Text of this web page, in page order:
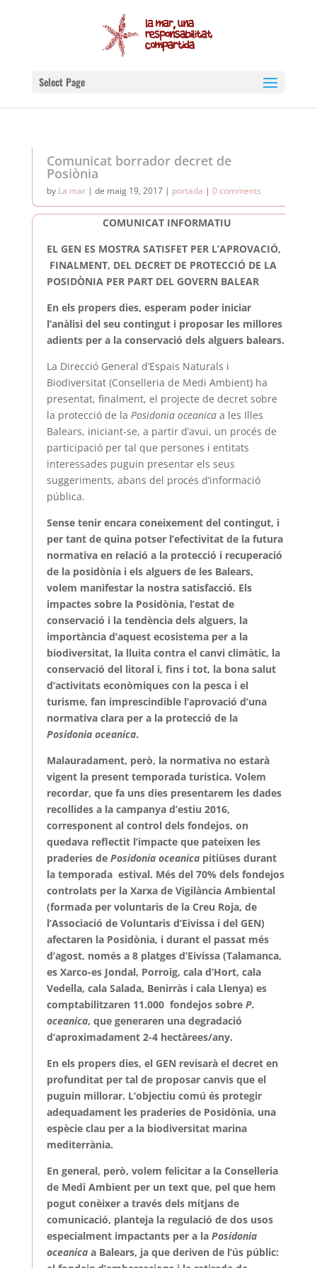
Select Page
Comunicat borrador decret de
Posiònia
by La mar| de maig 19, 2017| portada | 0 comments
COMUNICAT INFORMATIU
EL GEN ES MOSTRA SATISFET PER L’APROVACIÓ,
FINALMENT, DEL DECRET DE PROTECCIÓ DE LA
POSIDÒNIA PER PART DEL GOVERN BALEAR
En els propers dies, esperam poder iniciar
l’anàlisi del seu contingut i proposar les millores
adients per a la conservació dels alguers balears.
La Direcció General d’Espais Naturals i
Biodiversitat (Conselleria de Medi Ambient) ha
presentat, finalment, el projecte de decret sobre
la protecció de la Posidonia oceanicaa les Illes
Balears, iniciant-se, a partir d’avui, un procés de
participació per tal que persones i entitats
interessades puguin presentar els seus
suggeriments, abans del procés d’informació
pública.
Sense tenir encara coneixement del contingut, i
per tant de quina potser l’efectivitat de la futura
normativa en relació a la protecció i recuperació
de la posidònia i els alguers de les Balears,
volem manifestar la nostra satisfacció. Els
impactes sobre la Posidònia, l’estat de
conservació i la tendència dels alguers, la
importància d’aquest ecosistema per a la
biodiversitat, la lluita contra el canvi climàtic, la
conservació del litoral i, fins i tot, la bona salut
d’activitats econòmiques con la pesca i el
turisme, fan imprescindible l’aprovació d’una
normativa clara per a la protecció de la
Posidonia oceanica.
Malauradament, però, la normativa no estarà
vigent la present temporada turística. Volem
recordar, que fa uns dies presentarem les dades
recollides a la campanya d’estiu 2016,
corresponent al control dels fondejos, on
quedava reflectit l’impacte que pateixen les
praderies de Posidonia oceanicapitiüses durant
la temporada estival. Més del 70% dels fondejos
controlats per la Xarxa de Vigilància Ambiental
(formada per voluntaris de la Creu Roja, de
l’Associació de Voluntaris d’Eivissa i del GEN)
afectaren la Posidònia, i durant el passat més
d’agost, només a 8 platges d’Eivissa (Talamanca,
es Xarco-es Jondal, Porroig, cala d’Hort, cala
Vedella, cala Salada, Benirràs i cala Llenya) es
comptabilitzaren 11.000 fondejos sobre P.
oceanica, que generaren una degradació
d’aproximadament 2-4 hectàrees/any.
En els propers dies, el GEN revisarà el decret en
profunditat per tal de proposar canvis que el
puguin millorar. L’objectiu comú és protegir
adequadament les praderies de Posidònia, una
espècie clau per a la biodiversitat marina
mediterrània.
En general, però, volem felicitar a la Conselleria
de Medi Ambient per un text que, pel que hem
pogut conèixer a través dels mitjans de
comunicació, planteja la regulació de dos usos
especialment impactants per a la Posidonia
oceanicaa Balears, ja que deriven de l’ús públic: